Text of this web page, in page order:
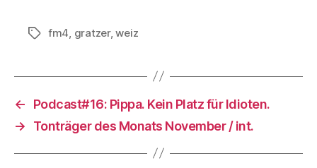
Schlagwörter
fm4 gratzer,weiz
←
Podcast#16: Pippa. Kein Platz für Idioten.
→
Tonträger des Monats November / int.